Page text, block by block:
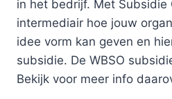
in het bedrijf. Met Subsidie
intermediair hoe jouw
idee vorm kan geven en
subsidie. De WBSO
Bekijk voor meer info